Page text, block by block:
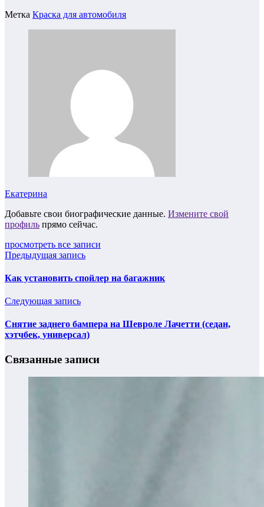
Метка Краска для автомобиля
Екатерина
Добавьте свои биографические данные. Измените свой
профиль прямо сейчас.
просмотреть все записи
Предыдущая запись
Как установить спойлер на багажник
Следующая запись
Снятие заднего бампера на Шевроле Лачетти (седан,
хэтчбек, универсал)
Связанные записи